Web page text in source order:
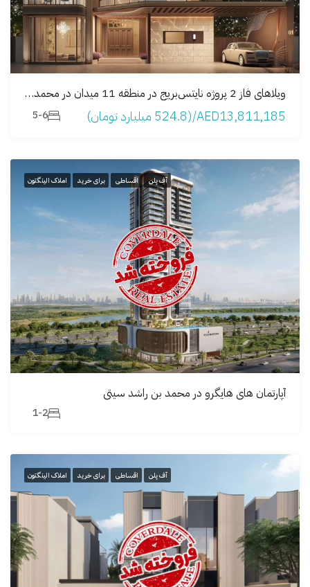
ویلاهای فاز 2 پروژه نایتس‌بریج در منطقه 11 میدان در محمد بن راشد سیتی
AED13,811,185/(524.8 میلیارد تومان) 5-6
آف پلن اقساطی برای خرید املاک الینگتون
آپارتمان های هایگرو در محمد بن راشد سیتی
1-2
آف پلن اقساطی برای خرید املاک الینگتون